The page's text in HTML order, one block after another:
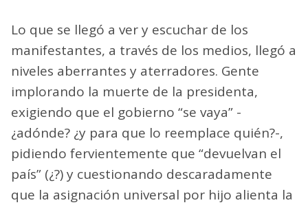
Lo que se llegó a ver y escuchar de los
manifestantes, a través de los medios, llegó a
niveles aberrantes y aterradores. Gente
implorando la muerte de la presidenta,
exigiendo que el gobierno “se vaya” -
¿adónde? ¿y para que lo reemplace quién?-,
pidiendo fervientemente que “devuelvan el
país” (¿?) y cuestionando descaradamente
que la asignación universal por hijo alienta la